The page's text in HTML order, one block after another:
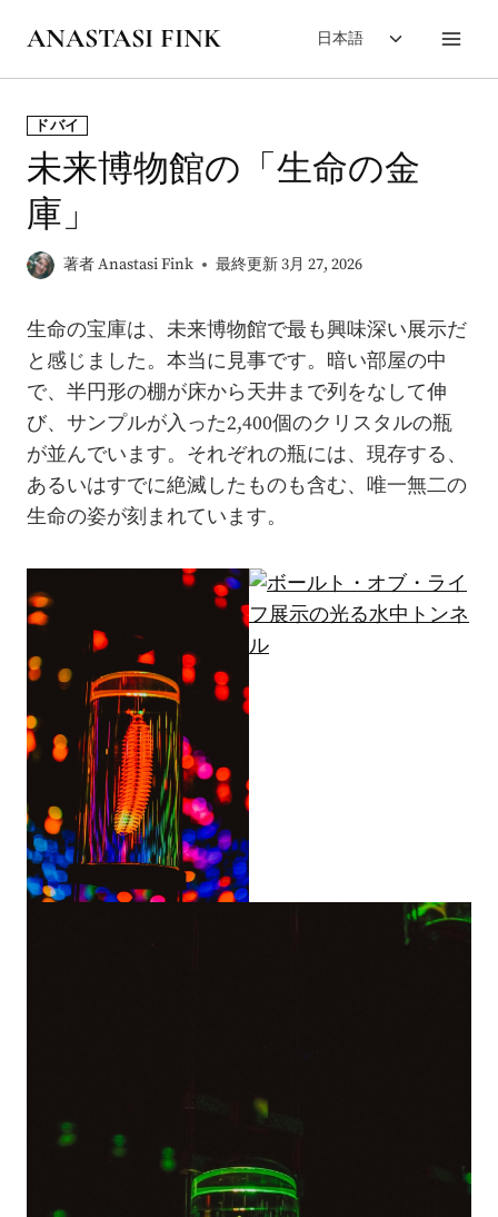
を
ANASTASI FINK 日本語
子
ニ
を
ドバイ
未来博物館の「生命の金
庫」
著者Anastasi Fink 最終更新3月 27, 2026
生命の宝庫は、未来博物館で最も興味深い展示だ
と感じました。本当に見事です。暗い部屋の中
で、半円形の棚が床から天井まで列をなして伸
び、サンプルが入った2,400個のクリスタルの瓶
が並んでいます。それぞれの瓶には、現存する、
あるいはすでに絶滅したものも含む、唯一無二の
生命の姿が刻まれています。